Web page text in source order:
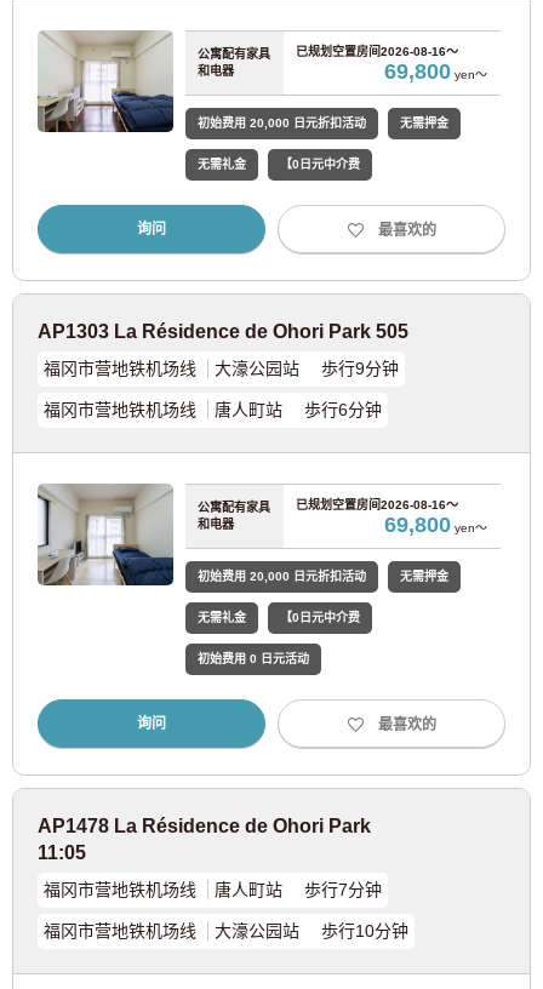
房间特色
桌子 椅子
厨房 冰箱 冷气机 储存空间 阳台
室内设备
专有面积 23.2㎡
其他服务请另行安排。我们也可以提供公用事业服务
信息。
【无需签订燃气合同
其他服务请另行安排。我们也可以提供公用事业服务
信息。
【提供日式床垫套装（日式床垫、被子、枕头）】
提供床垫
桌子 桌子
椅子 椅子
浴室和厕所 独立浴室和卫生间
洗衣机 室内洗衣机
厨房 IH
公寓配有家具
和电器
已规划空置房间2026-08-16～
69,800yen～
初始费用 20,000 日元折扣活动 无需押金
无需礼金 【0日元中介费
询问 最喜欢的
AP1303 La Résidence de Ohori Park 505
福冈市营地铁机场线 大濠公园站 歩行9分钟
福冈市营地铁机场线 唐人町站 歩行6分钟
公寓配有家具
和电器
已规划空置房间2026-08-16～
69,800yen～
初始费用 20,000 日元折扣活动 无需押金
无需礼金 【0日元中介费
初始费用 0 日元活动
询问 最喜欢的
AP1478 La Résidence de Ohori Park
11:05
福冈市营地铁机场线 唐人町站 歩行7分钟
福冈市营地铁机场线 大濠公园站 歩行10分钟